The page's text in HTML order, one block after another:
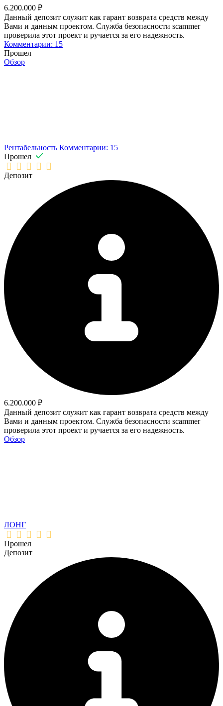
6.200.000 ₽
Данный депозит служит как гарант возврата средств между
Вами и данным проектом. Служба безопасности scammer
проверила этот проект и ручается за его надежность.
Комментарии: 15
Прошел
Обзор
Рентабельность Комментарии: 15
Прошел
Депозит
6.200.000 ₽
Данный депозит служит как гарант возврата средств между
Вами и данным проектом. Служба безопасности scammer
проверила этот проект и ручается за его надежность.
Обзор
ЛОНГ
Прошел
Депозит